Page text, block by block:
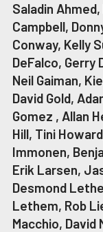
Saladin
Campbell,
Conway, Kelly
DeFalco, Gerry
Neil Gaiman,
David Gold,
Gomez , Allan
Hill, Tini
Immonen,
Erik Larsen,
Desmond
Lethem, Rob
Macchio, David